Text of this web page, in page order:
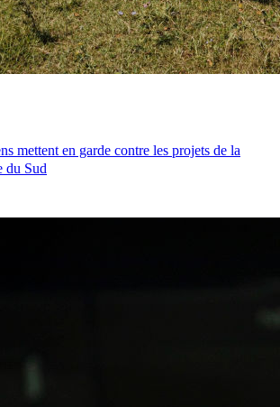
mettent en garde contre les projets de la
du Sud